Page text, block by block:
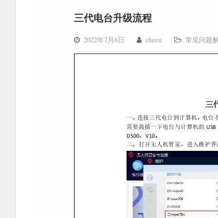
三代电台升级流程
2022年7月6日 cheesi 常见问题